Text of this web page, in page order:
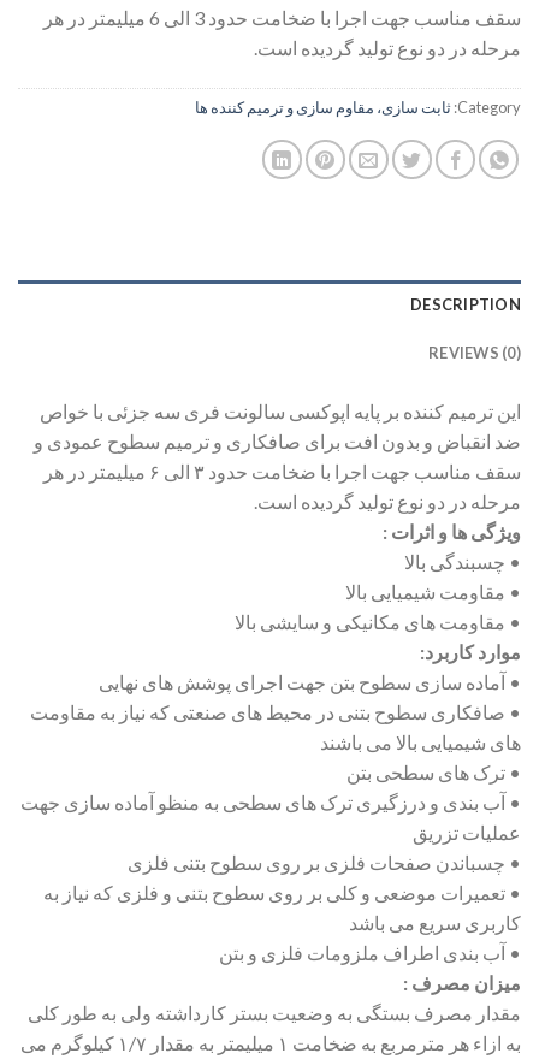
سقف مناسب جهت اجرا با ضخامت حدود 3 الی 6 میلیمتر در هر
مرحله در دو نوع تولید گردیده است.
Category: ثابت سازی، مقاوم سازی و ترمیم کننده ها
DESCRIPTION
REVIEWS (0)
این ترمیم کننده بر پایه اپوکسی سالونت فری سه جزئی با خواص
ضد انقباض و بدون افت برای صافکاری و ترمیم سطوح عمودی و
سقف مناسب جهت اجرا با ضخامت حدود ۳ الی ۶ میلیمتر در هر
مرحله در دو نوع تولید گردیده است.
ویژگی ها و اثرات :
• چسبندگی بالا
• مقاومت شیمیایی بالا
• مقاومت های مکانیکی و سایشی بالا
موارد کاربرد:
• آماده سازی سطوح بتن جهت اجرای پوشش های نهایی
• صافکاری سطوح بتنی در محیط های صنعتی که نیاز به مقاومت
های شیمیایی بالا می باشند
• ترک های سطحی بتن
• آب بندی و درزگیری ترک های سطحی به منظو آماده سازی جهت
عملیات تزریق
• چسباندن صفحات فلزی بر روی سطوح بتنی فلزی
• تعمیرات موضعی و کلی بر روی سطوح بتنی و فلزی که نیاز به
کاربری سریع می باشد
• آب بندی اطراف ملزومات فلزی و بتن
میزان مصرف :
مقدار مصرف بستگی به وضعیت بستر کارداشته ولی به طور کلی
به ازاء هر مترمربع به ضخامت ۱ میلیمتر به مقدار ۱/۷ کیلوگرم می